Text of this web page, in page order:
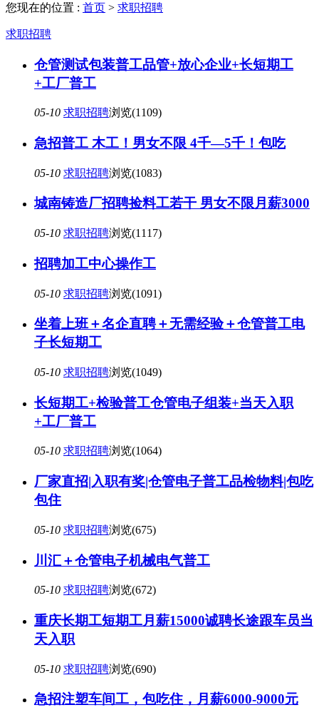
您现在的位置 : 首页 > 求职招聘
求职招聘
仓管测试包装普工品管+放心企业+长短期工
+工厂普工
05-10 求职招聘浏览(1109)
急招普工 木工！男女不限 4千—5千！包吃
05-10 求职招聘浏览(1083)
城南铸造厂招聘捡料工若干 男女不限月薪3000
05-10 求职招聘浏览(1117)
招聘加工中心操作工
05-10 求职招聘浏览(1091)
坐着上班＋名企直聘＋无需经验＋仓管普工电
子长短期工
05-10 求职招聘浏览(1049)
长短期工+检验普工仓管电子组装+当天入职
+工厂普工
05-10 求职招聘浏览(1064)
厂家直招|入职有奖|仓管电子普工品检物料|包吃
包住
05-10 求职招聘浏览(675)
川汇＋仓管电子机械电气普工
05-10 求职招聘浏览(672)
重庆长期工短期工月薪15000诚聘长途跟车员当
天入职
05-10 求职招聘浏览(690)
急招注塑车间工，包吃住，月薪6000-9000元